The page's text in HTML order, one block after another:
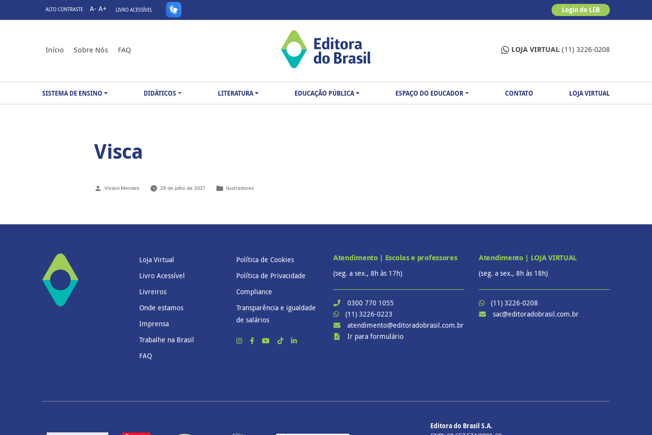
ALTO CONTRASTE A- A+ LIVRO ACESSÍVEL Login do LEB
Início Sobre Nós FAQ LOJA VIRTUAL (11) 3226-0208
SISTEMA DE ENSINO DIDÁTICOS LITERATURA EDUCAÇÃO PÚBLICA ESPAÇO DO EDUCADOR CONTATO LOJA VIRTUAL
Visca
Viviani Mendes 29 de julho de 2021 Ilustradores
Loja Virtual
Livro Acessível
Livreiros
Onde estamos
Imprensa
Trabalhe na Brasil
FAQ
Política de Cookies
Política de Privacidade
Compliance
Transparência e igualdade
de salários
Atendimento | Escolas e professores
(seg. a sex., 8h às 17h)
0300 770 1055
(11) 3226-0223
atendimento@editoradobrasil.com.br
Ir para formulário
Atendimento | LOJA VIRTUAL
(seg. a sex., 8h às 18h)
(11) 3226-0208
sac@editoradobrasil.com.br
Editora do Brasil S.A.